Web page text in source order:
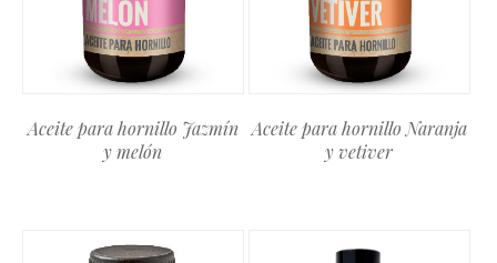
Aceite para hornillo Jazmín
y melón
Aceite para hornillo Naranja
y vetiver